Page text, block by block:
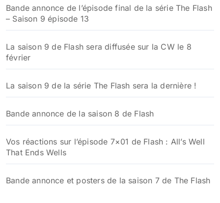
Bande annonce de l’épisode final de la série The Flash
– Saison 9 épisode 13
La saison 9 de Flash sera diffusée sur la CW le 8
février
La saison 9 de la série The Flash sera la dernière !
Bande annonce de la saison 8 de Flash
Vos réactions sur l’épisode 7×01 de Flash : All’s Well
That Ends Wells
Bande annonce et posters de la saison 7 de The Flash